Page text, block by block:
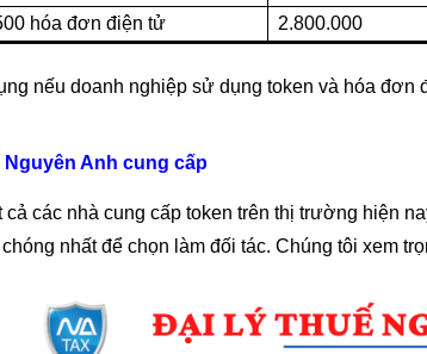
hóa đơn điện tử 2.800.000
nếu doanh nghiệp sử dụng token và hóa đơn
Anh cung cấp
các nhà cung cấp token trên thị trường hiện
nhất để chọn làm đối tác. Chúng tôi xem